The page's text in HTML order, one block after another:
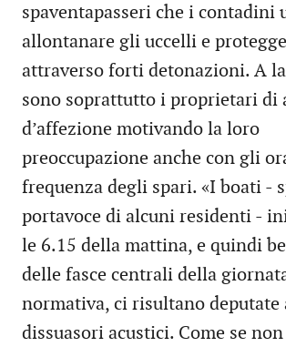
spaventapasseri che i contadini
allontanare gli uccelli e
attraverso forti detonazioni. A
sono soprattutto i proprietari di
d’affezione motivando la loro
preoccupazione anche con gli
frequenza degli spari. «I boati -
portavoce di alcuni residenti -
le 6.15 della mattina, e quindi
delle fasce centrali della
normativa, ci risultano deputate
dissuasori acustici. Come se non